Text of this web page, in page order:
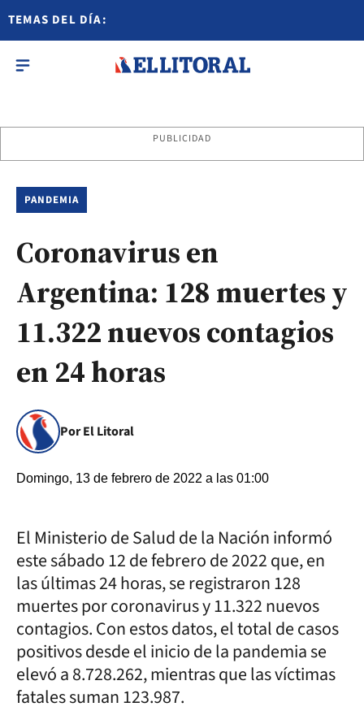
TEMAS DEL DÍA:
PUBLICIDAD
PANDEMIA
Coronavirus en
Argentina: 128 muertes y
11.322 nuevos contagios
en 24 horas
Por El Litoral
Domingo, 13 de febrero de 2022 a las 01:00
El Ministerio de Salud de la Nación informó
este sábado 12 de febrero de 2022 que, en
las últimas 24 horas, se registraron 128
muertes por coronavirus y 11.322 nuevos
contagios. Con estos datos, el total de casos
positivos desde el inicio de la pandemia se
elevó a 8.728.262, mientras que las víctimas
fatales suman 123.987.